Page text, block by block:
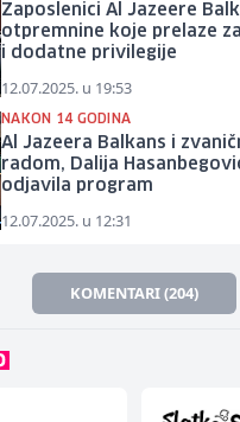
Zaposlenici Al Jazeere
otpremnine koje prelaze
i dodatne privilegije
12.07.2025. u 19:53
NAKON 14 GODINA
Al Jazeera Balkans i
radom, Dalija
odjavila program
12.07.2025. u 12:31
KOMENTARI (204)